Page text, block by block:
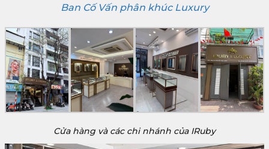
Ban Cố Vấn phân khúc Luxury
Cửa hàng và các chi nhánh của IRuby